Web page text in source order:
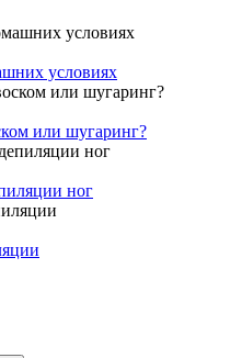
условиях
или шугаринг?
ног